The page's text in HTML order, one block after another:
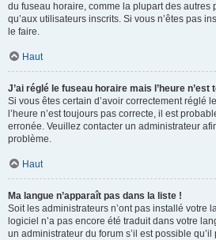
du fuseau horaire, comme la plupart des autres
qu’aux utilisateurs inscrits. Si vous n’êtes pas
le faire.
Haut
J’ai réglé le fuseau horaire mais l’heure
Si vous êtes certain d’avoir correctement réglé
l’heure n’est toujours pas correcte, il est
erronée. Veuillez contacter un administrateur
problème.
Haut
Ma langue n’apparaît pas dans la liste !
Soit les administrateurs n’ont pas installé votre
logiciel n’a pas encore été traduit dans votre
un administrateur du forum s’il est possible